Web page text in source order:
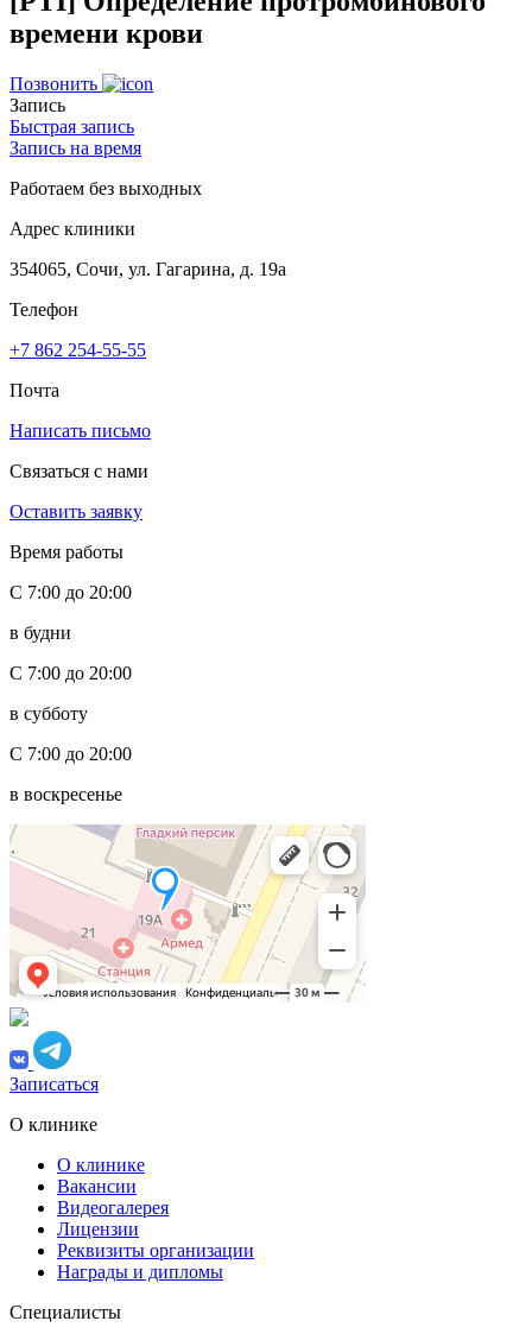
времени крови
Позвонить
Запись
Быстрая запись
Запись на время
Работаем без выходных
Адрес клиники
354065, Сочи, ул. Гагарина, д. 19а
Телефон
+7 862 254-55-55
Почта
Написать письмо
Связаться с нами
Оставить заявку
Время работы
С 7:00 до 20:00
в будни
С 7:00 до 20:00
в субботу
С 7:00 до 20:00
в воскресенье
Записаться
О клинике
О клинике
Вакансии
Видеогалерея
Лицензии
Реквизиты организации
Награды и дипломы
Специалисты